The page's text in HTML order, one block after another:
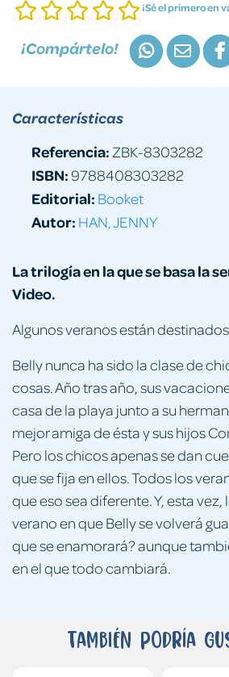
¡Sé el primero en
¡Compártelo!
La trilogía en la que se basa la
Video.
Algunos veranos están
Belly nunca ha sido la clase de
cosas. Año tras año, sus
casa de la playa junto a su
mejor amiga de ésta y sus hijos
Pero los chicos apenas se dan
que se fija en ellos. Todos los
que eso sea diferente. Y, esta vez,
verano en que Belly se volverá
que se enamorará? aunque
en el que todo cambiará.
Características
Referencia: ZBK-8303282
ISBN:9788408303282
Editorial: Booket
Autor: HAN, JENNY
También podría